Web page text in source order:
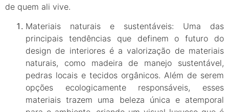
de quem ali vive.
Materiais naturais e sustentáveis: Uma das
principais tendências que definem o futuro do
design de interiores é a valorização de materiais
naturais, como madeira de manejo sustentável,
pedras locais e tecidos orgânicos. Além de serem
opções ecologicamente responsáveis, esses
materiais trazem uma beleza única e atemporal